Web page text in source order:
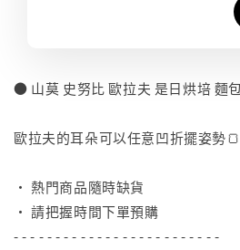
● 山莫 史努比 歐拉夫 是日烘培 麵
歐拉夫的耳朵可以任意凹折擺姿勢🍞
• 熱門商品隨時缺貨
• 請把握時間下單預購
- - - - - - - - - - - - - - - - - - - - - - - - -